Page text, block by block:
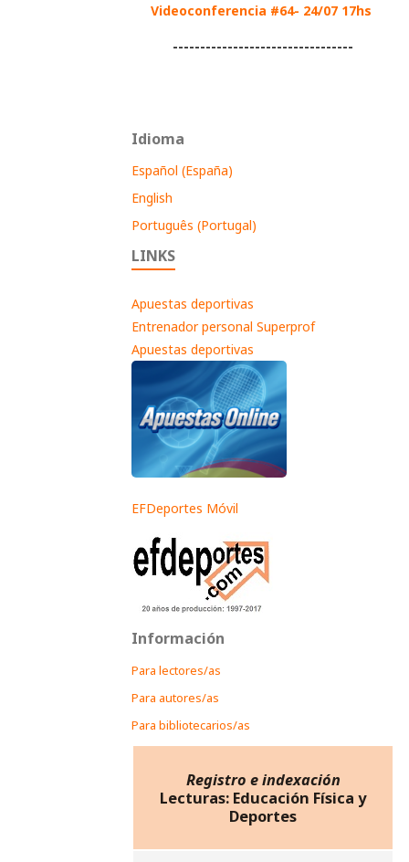
Videoconferencia #64- 24/07 17hs
---------------------------------
Idioma
Español (España)
English
Português (Portugal)
LINKS
Apuestas deportivas
Entrenador personal Superprof
Apuestas deportivas
EFDeportes Móvil
Información
Para lectores/as
Para autores/as
Para bibliotecarios/as
Registro e indexación
Lecturas: Educación Física y
Deportes